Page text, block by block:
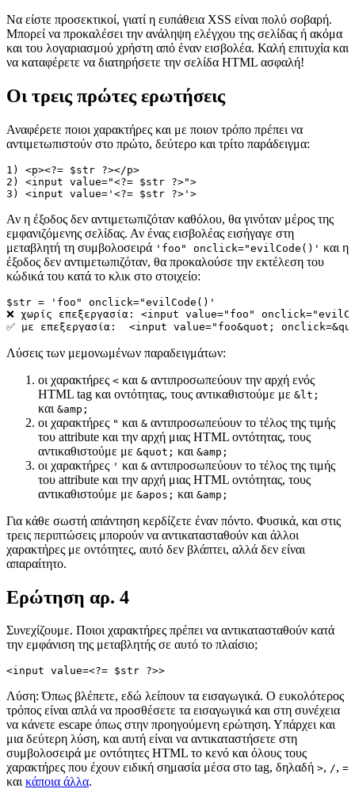
Να είστε προσεκτικοί, γιατί η ευπάθεια XSS είναι πολύ σοβαρή.
Μπορεί να προκαλέσει την ανάληψη ελέγχου της σελίδας ή ακόμα
και του λογαριασμού χρήστη από έναν εισβολέα. Καλή επιτυχία και
να καταφέρετε να διατηρήσετε την σελίδα HTML ασφαλή!
Οι τρεις πρώτες ερωτήσεις
Αναφέρετε ποιοι χαρακτήρες και με ποιον τρόπο πρέπει να
αντιμετωπιστούν στο πρώτο, δεύτερο και τρίτο παράδειγμα:
1) <p><?= $str ?></p>
2) <input value="<?= $str ?>">
Αν η έξοδος δεν αντιμετωπιζόταν καθόλου, θα γινόταν μέρος της
εμφανιζόμενης σελίδας. Αν ένας εισβολέας εισήγαγε στη
μεταβλητή τη συμβολοσειρά 'foo" onclick="evilCode()' και η
έξοδος δεν αντιμετωπιζόταν, θα προκαλούσε την εκτέλεση του
κώδικά του κατά το κλικ στο στοιχείο:
$str = 'foo" onclick="evilCode()'
❌ χωρίς επεξεργασία: <input value="foo"
Λύσεις των μεμονωμένων παραδειγμάτων:
οι χαρακτήρες < και & αντιπροσωπεύουν την αρχή ενός
HTML tag και οντότητας, τους αντικαθιστούμε με &lt;
και &amp;
οι χαρακτήρες " και & αντιπροσωπεύουν το τέλος της τιμής
του attribute και την αρχή μιας HTML οντότητας, τους
αντικαθιστούμε με &quot; και &amp;
οι χαρακτήρες ' και & αντιπροσωπεύουν το τέλος της τιμής
του attribute και την αρχή μιας HTML οντότητας, τους
αντικαθιστούμε με &apos; και &amp;
Για κάθε σωστή απάντηση κερδίζετε έναν πόντο. Φυσικά, και στις
τρεις περιπτώσεις μπορούν να αντικατασταθούν και άλλοι
χαρακτήρες με οντότητες, αυτό δεν βλάπτει, αλλά δεν είναι
απαραίτητο.
Ερώτηση αρ. 4
Συνεχίζουμε. Ποιοι χαρακτήρες πρέπει να αντικατασταθούν κατά
την εμφάνιση της μεταβλητής σε αυτό το πλαίσιο;
Λύση: Όπως βλέπετε, εδώ λείπουν τα εισαγωγικά. Ο ευκολότερος
τρόπος είναι απλά να προσθέσετε τα εισαγωγικά και στη συνέχεια
να κάνετε escape όπως στην προηγούμενη ερώτηση. Υπάρχει και
μια δεύτερη λύση, και αυτή είναι να αντικαταστήσετε στη
συμβολοσειρά με οντότητες HTML το κενό και όλους τους
χαρακτήρες που έχουν ειδική σημασία μέσα στο tag, δηλαδή >, /, =
καικάποια άλλα.